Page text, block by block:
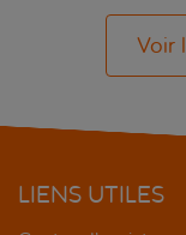
Voir
LIENS UTILES